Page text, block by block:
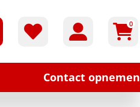
0
Contact opnemen